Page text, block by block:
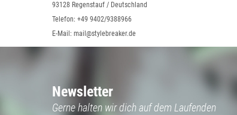
93128 Regenstauf / Deutschland
Telefon: +49 9402/9388966
E-Mail: mail@stylebreaker.de
Newsletter
Gerne halten wir dich auf dem Laufenden